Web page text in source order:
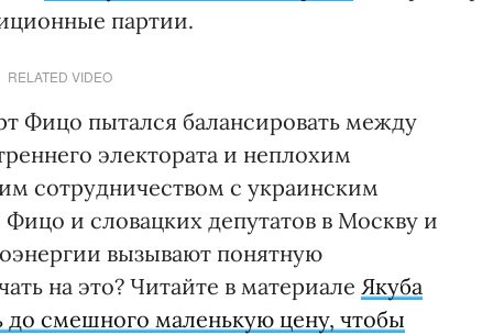
партии.
RELATED VIDEO
Фицо пытался балансировать между
электората и неплохим
сотрудничеством с украинским
и словацких депутатов в Москву и
вызывают понятную
на это? Читайте в материале Якуба
до смешного маленькую цену, чтобы